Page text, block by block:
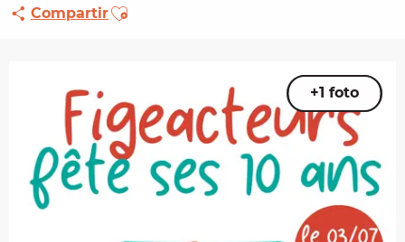
CompartirAjouter aux favoris
+1 foto